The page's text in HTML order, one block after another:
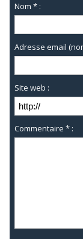
Nom * :
Adresse email
Site web :
Commentaire * :